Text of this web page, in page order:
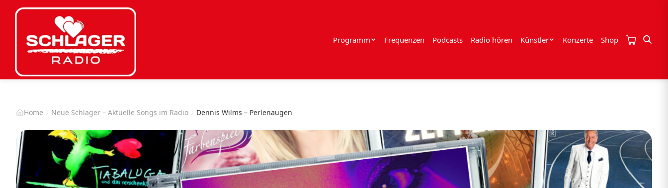
Programm Frequenzen Podcasts Radio hören Künstler Konzerte Shop
Home Neue Schlager – Aktuelle Songs im Radio Dennis Wilms – Perlenaugen